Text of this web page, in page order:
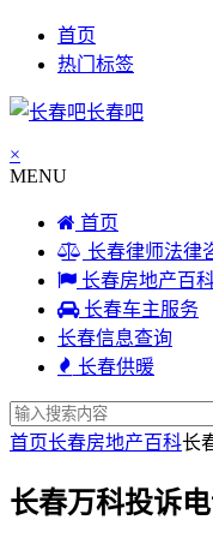
首页
热门标签
长春吧
×
MENU
首页
长春律师法律
长春房地产百
长春车主服务
长春信息查询
长春供暖
首页长春房地产百科长
长春万科投诉